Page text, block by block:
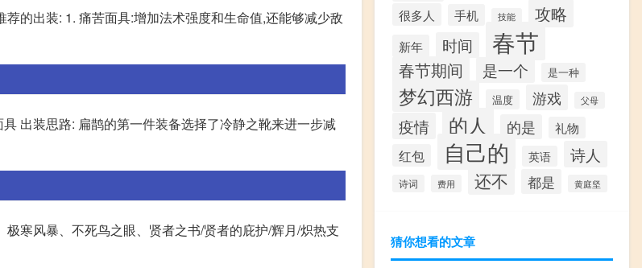
的出装: 1. 痛苦面具:增加法术强度和生命值,还能够减少敌
出装思路: 扁鹊的第一件装备选择了冷静之靴来进一步减
寒风暴、不死鸟之眼、贤者之书/贤者的庇护/辉月/炽热支
很多人 手机 技能 攻略
新年 时间 春节
春节期间 是一个 是一种
梦幻西游 温度 游戏 父母
疫情 的人 的是 礼物
红包 自己的 英语 诗人
诗词 费用 还不 都是 黄庭坚
猜你想看的文章